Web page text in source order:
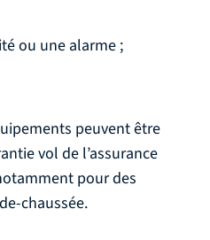
ou une alarme ;
peuvent être
vol de l’assurance
pour des
chaussée.